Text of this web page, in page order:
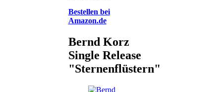
Bestellen bei
Amazon.de
Bernd Korz
Single Release
"Sternenflüstern"